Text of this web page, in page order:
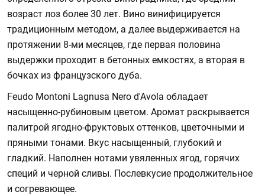
возраст лоз более 30 лет. Вино винифицируется
традиционным методом, а далее выдерживается на
протяжении 8-ми месяцев, где первая половина
выдержки проходит в бетонных емкостях, а вторая в
бочках из французского дуба.
Feudo Montoni Lagnusa Nero d'Avola обладает
насыщенно-рубиновым цветом. Аромат раскрывается
палитрой ягодно-фруктовых оттенков, цветочными и
пряными тонами. Вкус насыщенный, глубокий и
гладкий. Наполнен нотами увяленных ягод, горячих
специй и черной сливы. Послевкусие продолжительное
и согревающее.